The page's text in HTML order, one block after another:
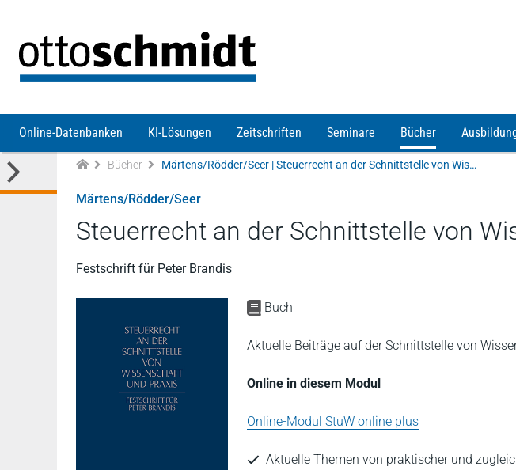
Online-Datenbanken KI-Lösungen Zeitschriften Seminare Bücher
Bücher Märtens/Rödder/Seer | Steuerrecht an der Schnittstelle von Wissenschaft und Praxis
Märtens/Rödder/Seer
Steuerrecht an der Schnittstelle von
Festschrift für Peter Brandis
Buch
Aktuelle Beiträge auf der Schnittstelle von
Online in diesem Modul
Online-Modul StuW online plus
Aktuelle Themen von praktischer und